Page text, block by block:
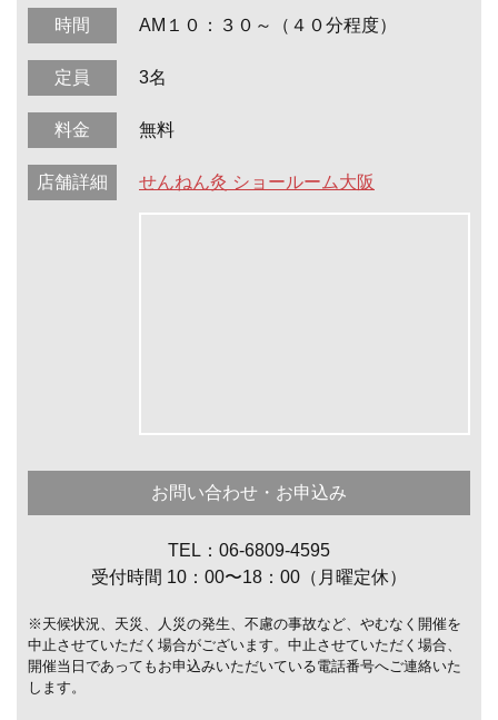
時間 AM１０：３０～（４０分程度）
定員 3名
料金 無料
店舗詳細 せんねん灸 ショールーム大阪
お問い合わせ・お申込み
TEL：06-6809-4595
受付時間 10：00〜18：00（月曜定休）
※天候状況、天災、人災の発生、不慮の事故など、やむなく開催を
中止させていただく場合がございます。中止させていただく場合、
開催当日であってもお申込みいただいている電話番号へご連絡いた
します。